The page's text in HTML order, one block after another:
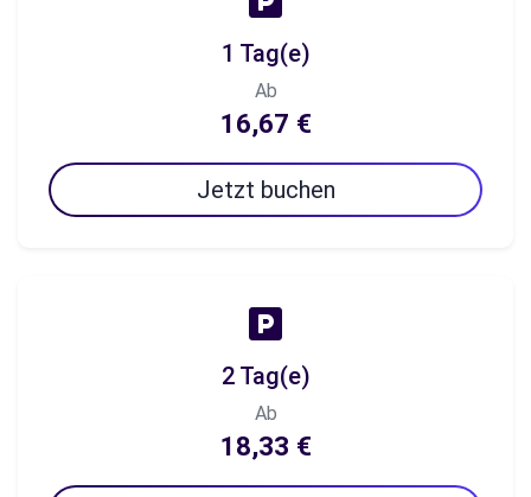
1 Tag(e)
Ab
16,67 €
Jetzt buchen
2 Tag(e)
Ab
18,33 €